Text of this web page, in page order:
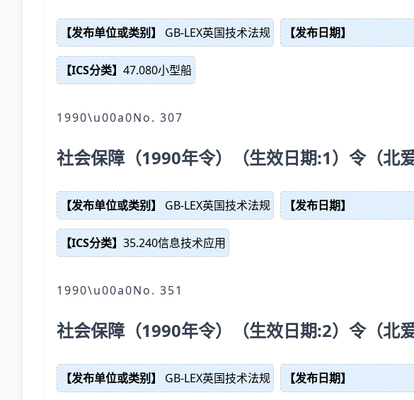
【发布单位或类别】 GB-LEX英国技术法规 【发布日期】
【ICS分类】 47.080小型船
1990\u00a0No. 307
社会保障（1990年令）（生效日期:1）令（北
【发布单位或类别】 GB-LEX英国技术法规 【发布日期】
【ICS分类】 35.240信息技术应用
1990\u00a0No. 351
社会保障（1990年令）（生效日期:2）令（北
【发布单位或类别】 GB-LEX英国技术法规 【发布日期】